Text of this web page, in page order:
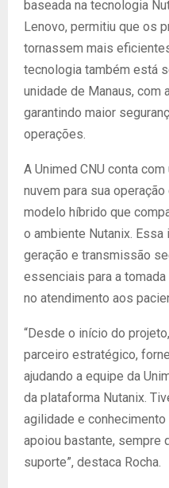
baseada na tecnologia
Lenovo, permitiu que os
tornassem mais
tecnologia também está
unidade de Manaus, com
garantindo maior
operações.
A Unimed CNU conta
nuvem para sua
modelo híbrido que
o ambiente Nutanix.
geração e transmissão
essenciais para a
no atendimento aos
“Desde o início do
parceiro estratégico,
ajudando a equipe da
da plataforma Nutanix.
agilidade e
apoiou bastante, sempre
suporte”, destaca Rocha.